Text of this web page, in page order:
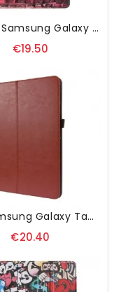
Housse Samsung Galaxy Tab S8 Plus / S7 Plus Tour Eiffel Florale
€19.50
Étui Samsung Galaxy Tab S8 Plus / S7 Plus 2 Volets Simili Cuir
€20.40